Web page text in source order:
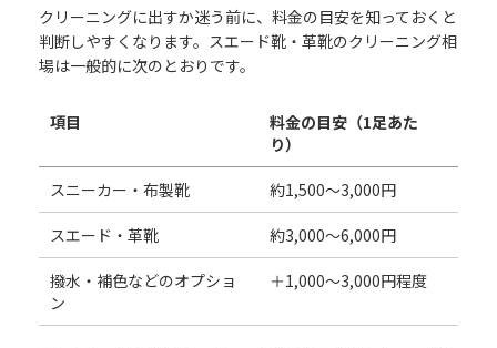
クリーニングに出すか迷う前に、料金の目安を知っておくと
判断しやすくなります。スエード靴・革靴のクリーニング相
場は一般的に次のとおりです。
項目
料金の目安（1足あた
り）
スニーカー・布製靴 約1,500〜3,000円
スエード・革靴 約3,000〜6,000円
撥水・補色などのオプショ
ン
＋1,000〜3,000円程度